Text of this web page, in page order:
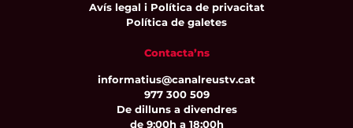
Avís legal i Política de privacitat
Política de galetes
Contacta’ns
informatius@canalreustv.cat
977 300 509
De dilluns a divendres
de 9:00h a 18:00h